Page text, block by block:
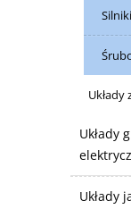
Układy
Układy